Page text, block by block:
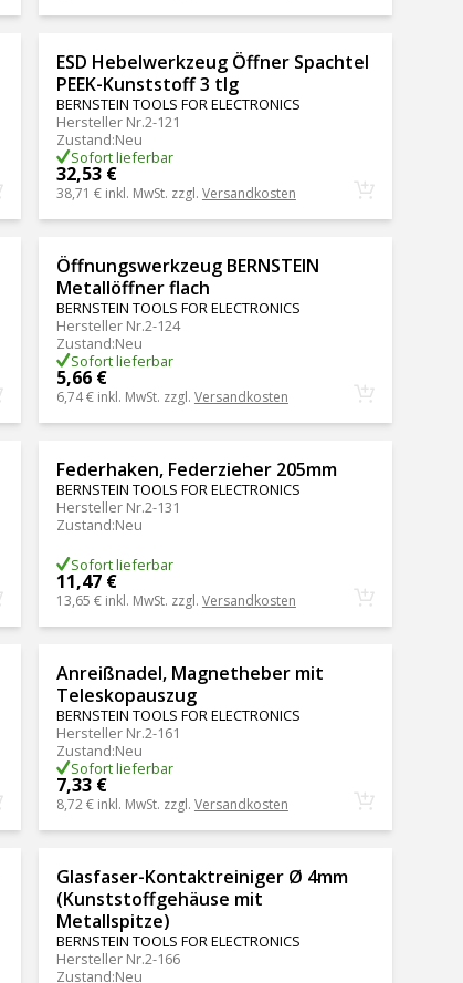
ESD Hebelwerkzeug Öffner Spachtel
PEEK-Kunststoff 3 tlg
BERNSTEIN TOOLS FOR ELECTRONICS
Hersteller Nr.2-121
Zustand:Neu
Sofort lieferbar
32,53 €
38,71 € inkl. MwSt. zzgl. Versandkosten
Öffnungswerkzeug BERNSTEIN
Metallöffner flach
BERNSTEIN TOOLS FOR ELECTRONICS
Hersteller Nr.2-124
Zustand:Neu
Sofort lieferbar
5,66 €
6,74 € inkl. MwSt. zzgl. Versandkosten
Federhaken, Federzieher 205mm
BERNSTEIN TOOLS FOR ELECTRONICS
Hersteller Nr.2-131
Zustand:Neu
Sofort lieferbar
11,47 €
13,65 € inkl. MwSt. zzgl. Versandkosten
Anreißnadel, Magnetheber mit
Teleskopauszug
BERNSTEIN TOOLS FOR ELECTRONICS
Hersteller Nr.2-161
Zustand:Neu
Sofort lieferbar
7,33 €
8,72 € inkl. MwSt. zzgl. Versandkosten
Glasfaser-Kontaktreiniger Ø 4mm
(Kunststoffgehäuse mit
Metallspitze)
BERNSTEIN TOOLS FOR ELECTRONICS
Hersteller Nr.2-166
Zustand:Neu